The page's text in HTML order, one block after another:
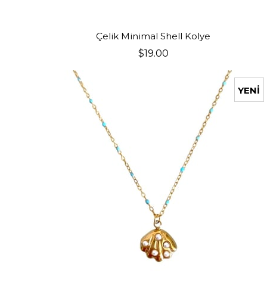
SEPETE EKLE
Çelik Minimal Shell Kolye
$19.00
YENI